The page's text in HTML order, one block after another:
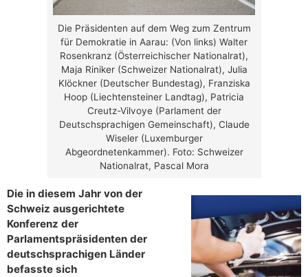
Die Präsidenten auf dem Weg zum Zentrum
für Demokratie in Aarau: (Von links) Walter
Rosenkranz (Österreichischer Nationalrat),
Maja Riniker (Schweizer Nationalrat), Julia
Klöckner (Deutscher Bundestag), Franziska
Hoop (Liechtensteiner Landtag), Patricia
Creutz-Vilvoye (Parlament der
Deutschsprachigen Gemeinschaft), Claude
Wiseler (Luxemburger
Abgeordnetenkammer). Foto: Schweizer
Nationalrat, Pascal Mora
Die in diesem Jahr von der
Schweiz ausgerichtete
Konferenz der
Parlamentspräsidenten der
deutschsprachigen Länder
befasste sich